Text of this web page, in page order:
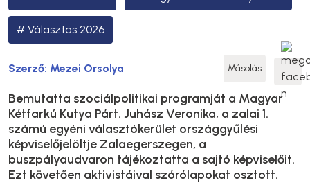
Választás 2026
Szerző: Mezei Orsolya Másolás
Bemutatta szociálpolitikai programját a Magyar
Kétfarkú Kutya Párt. Juhász Veronika, a zalai 1.
számú egyéni választókerület országgyűlési
képviselőjelöltje Zalaegerszegen, a
buszpályaudvaron tájékoztatta a sajtó képviselőit.
Ezt követően aktivistáival szórólapokat osztott.